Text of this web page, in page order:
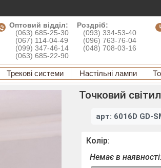
Оптовий відділ:
(063) 685-25-30
(067) 114-04-49
(099) 347-46-14
(063) 685-22-90
Роздріб:
(093) 334-53-40
(096) 763-76-04
(048) 708-03-16
Трекові системи Настільні лампи
Точковий
арт: 6016D GD-
Колір:
Немає в